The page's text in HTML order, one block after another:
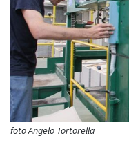
foto Angelo Tortorella